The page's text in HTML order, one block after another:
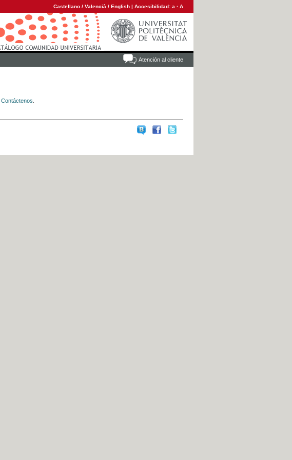
Castellano / Valencià / English | Accesibilidad: a · A
Atención al cliente
Contáctenos